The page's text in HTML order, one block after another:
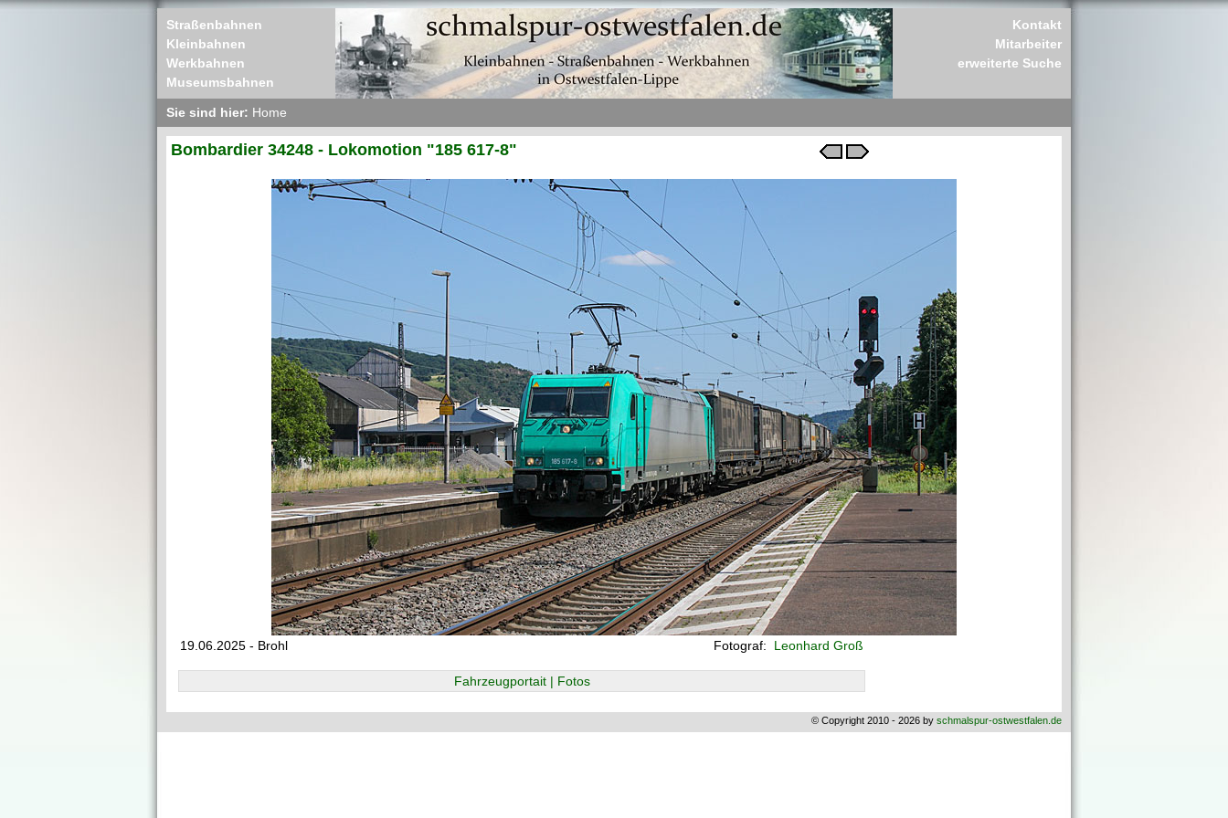
Straßenbahnen
Kleinbahnen
Werkbahnen
Museumsbahnen
Kontakt
Mitarbeiter
erweiterte Suche
Sie sind hier: Home
Bombardier 34248 - Lokomotion "185 617-8"
19.06.2025 - Brohl Fotograf: Leonhard Groß
Fahrzeugportait | Fotos
© Copyright 2010 - 2026 by schmalspur-ostwestfalen.de